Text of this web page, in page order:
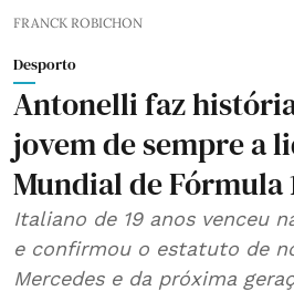
FRANCK ROBICHON
Desporto
Antonelli faz
jovem de sempre a
Mundial de Fórmula
Italiano de 19 anos venceu
e confirmou o estatuto de
Mercedes e da próxima